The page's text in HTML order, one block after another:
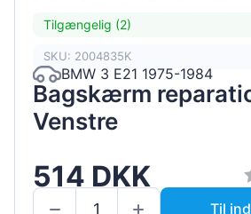
Tilgængelig (2)
SKU: 2004835K
BMW 3 E21 1975-1984
Bagskærm
Venstre
514 DKK
Til